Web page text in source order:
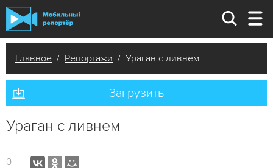
Главное / Репортажи / Ураган с ливнем
Загрузить
Ураган с ливнем
0